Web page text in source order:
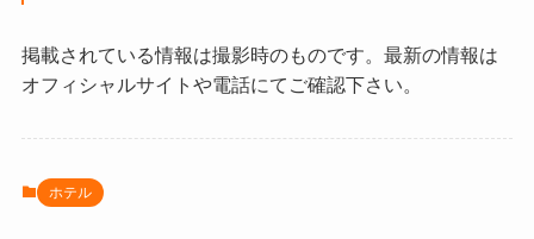
掲載されている情報は撮影時のものです。最新の情報は
オフィシャルサイトや電話にてご確認下さい。
ホテル